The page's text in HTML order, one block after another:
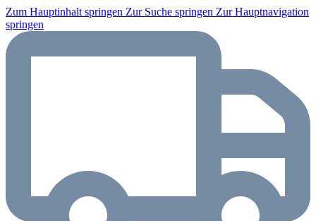
Zum Hauptinhalt springen Zur Suche springen Zur Hauptnavigation
springen